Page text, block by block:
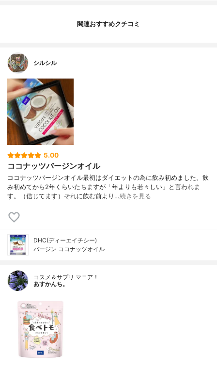
関連おすすめクチコミ
シルシル
5.00
ココナッツバージンオイル
ココナッツバージンオイル最初はダイエットの為に飲み初めました。飲
み初めてから2年くらいたちますが「年よりも若々しい」と言われま
す。（信じてます）それに飲む前より…続きを見る
DHC(ディーエイチシー)
バージン ココナッツオイル
コスメ＆サプリ マニア！
あすかんち。